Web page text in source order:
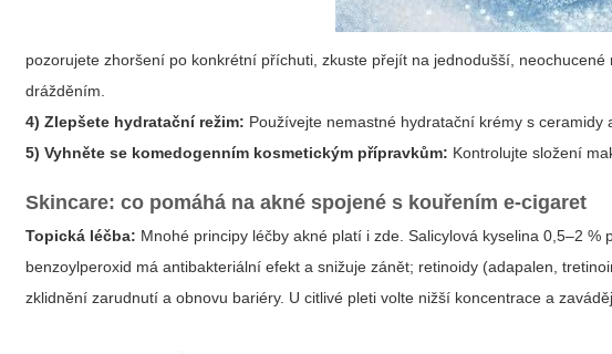
pozorujete zhoršení po konkrétní příchuti, zkuste přejít na jednodušší,
drážděním.
4) Zlepšete hydratační režim: Používejte nemastné hydratační krémy s
5) Vyhněte se komedogenním kosmetickým přípravkům: Kontrolujte složení
Skincare: co pomáhá na akné spojené s kouřením e‑cigaret
Topická léčba: Mnohé principy léčby akné platí i zde. Salicylová kyselina 0,5–2
benzoylperoxid má antibakteriální efekt a snižuje zánět; retinoidy (adapalen,
zklidnění zarudnutí a obnovu bariéry. U citlivé pleti volte nižší koncentrace a